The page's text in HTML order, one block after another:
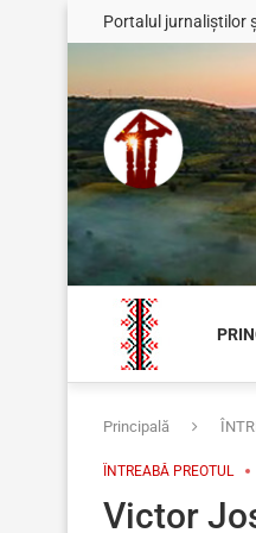
Portalul jurnaliștilor
Principală
ÎNTREABĂ PREOTUL
Victor